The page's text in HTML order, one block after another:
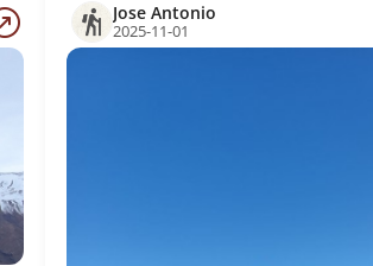
Jose Antonio
2025-11-01